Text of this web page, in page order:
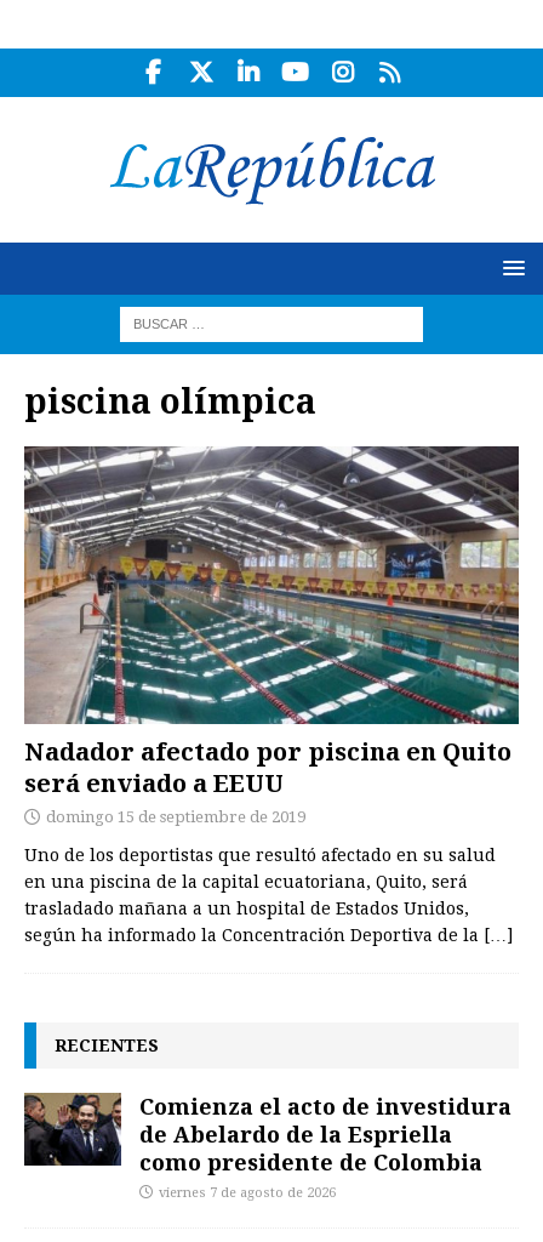
piscina olímpica
Nadador afectado por piscina en Quito
será enviado a EEUU
domingo 15 de septiembre de 2019
Uno de los deportistas que resultó afectado en su salud
en una piscina de la capital ecuatoriana, Quito, será
trasladado mañana a un hospital de Estados Unidos,
según ha informado la Concentración Deportiva de la […]
RECIENTES
Comienza el acto de investidura
de Abelardo de la Espriella
como presidente de Colombia
viernes 7 de agosto de 2026